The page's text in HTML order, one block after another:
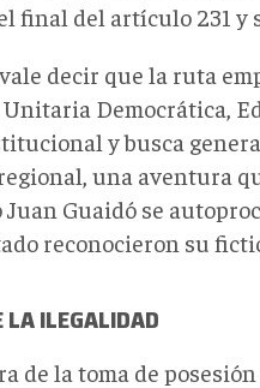
final del artículo 231 y
decir que la ruta
Democrática,
y busca
una aventura
Guaidó se
reconocieron su
LA ILEGALIDAD
de la toma de